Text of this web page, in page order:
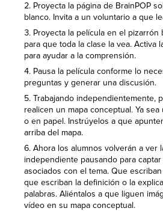
Proyecta la página de BrainPOP
blanco. Invita a un voluntario a que
Proyecta la película en el
para que toda la clase la vea. Activa
para ayudar a la comprensión.
Pausa la película conforme lo
preguntas y generar una discusión.
Trabajando independientemente,
realicen un mapa conceptual. Ya
o en papel. Instrúyelos a que
arriba del mapa.
Ahora los alumnos volverán a ver
independiente pausando para
asociados con el tema. Que
que escriban la definición o la
palabras. Aliéntalos a que liguen
vídeo en su mapa conceptual.